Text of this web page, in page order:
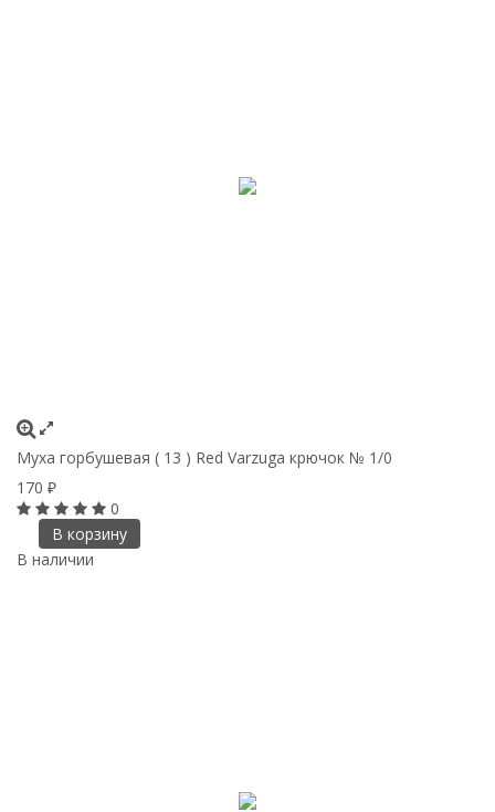
Муха горбушевая ( 13 ) Red Varzuga крючок № 1/0
170 ₽
0
В корзину
В наличии